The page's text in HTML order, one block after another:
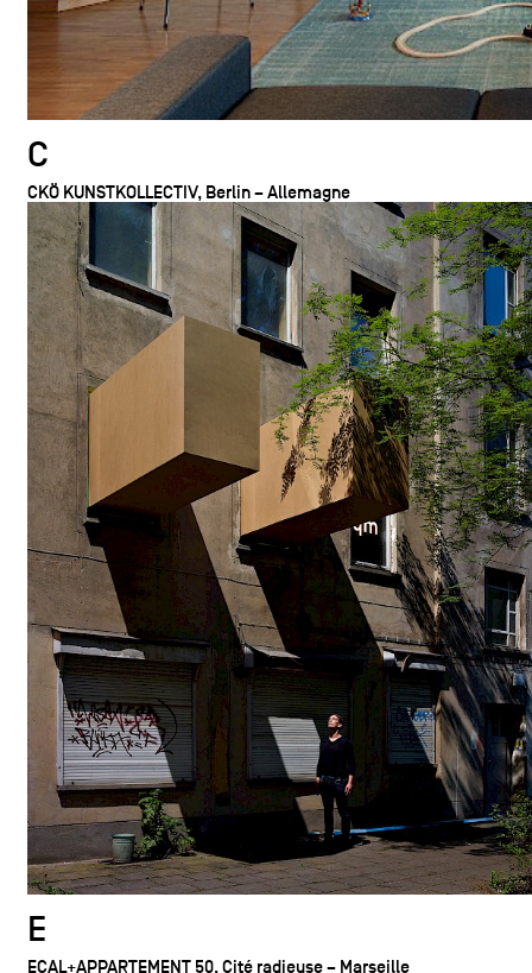
C
CKÖ KUNSTKOLLECTIV, Berlin – Allemagne
E
ECAL+APPARTEMENT 50, Cité radieuse – Marseille